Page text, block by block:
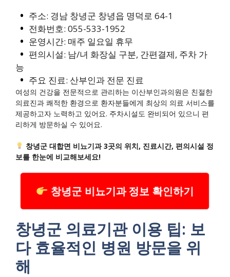
주소: 경남 창녕군 창녕읍 명덕로 64-1
전화번호: 055-533-1952
운영시간: 매주 일요일 휴무
편의시설: 남/녀 화장실 구분, 간편결제, 주차 가
능
주요 진료: 산부인과 전문 진료
여성의 건강을 전문적으로 관리하는 이산부인과의원은 친절한
의료진과 쾌적한 환경으로 환자분들에게 최상의 의료 서비스를
제공하고자 노력하고 있어요. 주차시설도 완비되어 있으니 편
리하게 방문하실 수 있어요.
창녕군 대합면 비뇨기과 3곳의 위치, 진료시간, 편의시설 정
보를 한눈에 비교해보세요!
창녕군 비뇨기과 정보 확인하기
창녕군 의료기관 이용 팁: 보
다 효율적인 병원 방문을 위
해